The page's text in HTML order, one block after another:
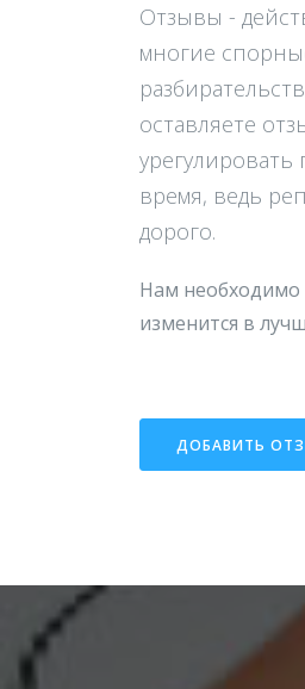
Отзывы -
многие
оставляете
время, ведь
дорого.
Нам необходимо
изменится в
ДОБАВИТЬ